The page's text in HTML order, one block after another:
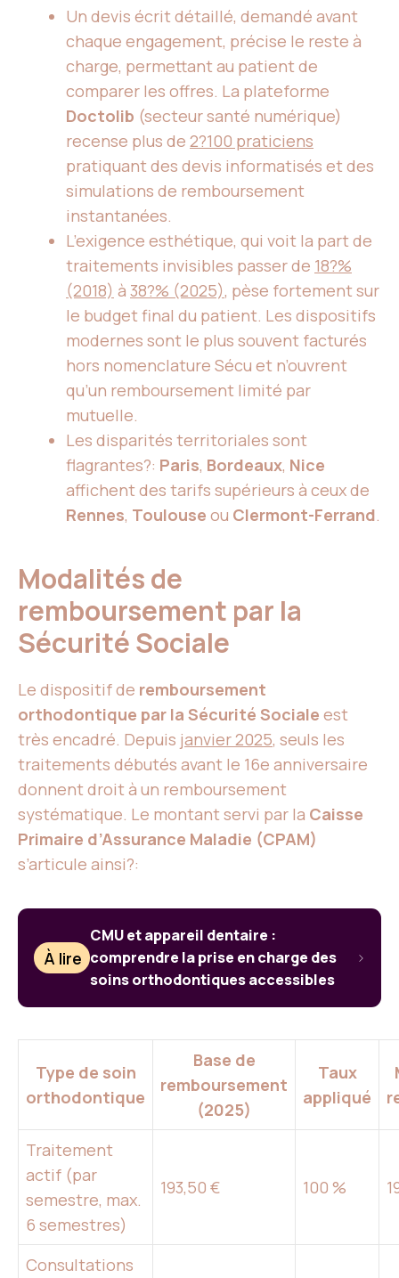
Un devis écrit détaillé, demandé avant
chaque engagement, précise le reste à
charge, permettant au patient de
comparer les offres. La plateforme
Doctolib (secteur santé numérique)
recense plus de 2?100 praticiens
pratiquant des devis informatisés et des
simulations de remboursement
instantanées.
L’exigence esthétique, qui voit la part de
traitements invisibles passer de 18?%
(2018) à 38?% (2025), pèse fortement sur
le budget final du patient. Les dispositifs
modernes sont le plus souvent facturés
hors nomenclature Sécu et n’ouvrent
qu’un remboursement limité par
mutuelle.
Les disparités territoriales sont
flagrantes?: Paris, Bordeaux, Nice
affichent des tarifs supérieurs à ceux de
Rennes, Toulouse ou Clermont-Ferrand.
Modalités de
remboursement par la
Sécurité Sociale
Le dispositif de remboursement
orthodontique par la Sécurité Sociale est
très encadré. Depuis janvier 2025, seuls les
traitements débutés avant le 16e anniversaire
donnent droit à un remboursement
systématique. Le montant servi par la Caisse
Primaire d’Assurance Maladie (CPAM)
s’articule ainsi?:
À lire
CMU et appareil dentaire :
comprendre la prise en charge des
soins orthodontiques accessibles
Type de soin
orthodontique
Base de
remboursement
(2025)
Taux
appliqué
Traitement
actif (par
semestre, max.
6 semestres)
193,50 € 100 %
Consultations